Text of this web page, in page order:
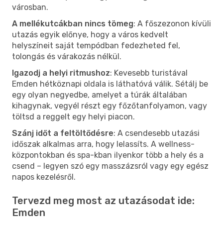
városban.
A mellékutcákban nincs tömeg: A főszezonon kívüli
utazás egyik előnye, hogy a város kedvelt
helyszíneit saját tempódban fedezheted fel,
tolongás és várakozás nélkül.
Igazodj a helyi ritmushoz: Kevesebb turistával
Emden hétköznapi oldala is láthatóvá válik. Sétálj be
egy olyan negyedbe, amelyet a túrák általában
kihagynak, vegyél részt egy főzőtanfolyamon, vagy
töltsd a reggelt egy helyi piacon.
Szánj időt a feltöltődésre: A csendesebb utazási
időszak alkalmas arra, hogy lelassíts. A wellness-
központokban és spa-kban ilyenkor több a hely és a
csend – legyen szó egy masszázsról vagy egy egész
napos kezelésről.
Tervezd meg most az utazásodat ide:
Emden